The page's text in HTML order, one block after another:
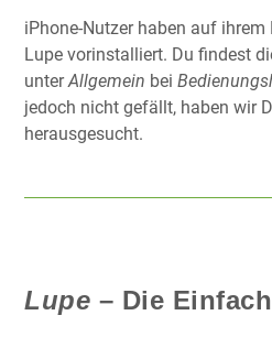
iPhone-Nutzer haben auf
Lupe vorinstalliert. Du findest
unterAllgemein bei
jedoch nicht gefällt, haben wir
herausgesucht.
Lupe – Die